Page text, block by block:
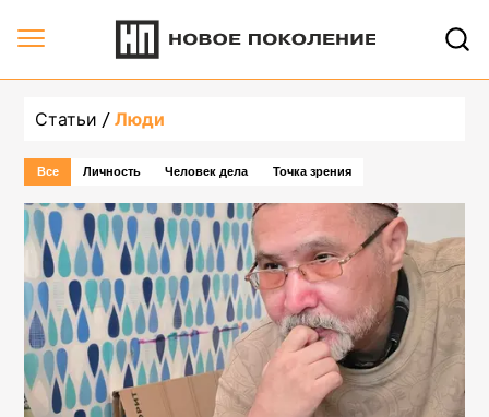
Статьи Люди
Все Личность Человек дела Точка зрения